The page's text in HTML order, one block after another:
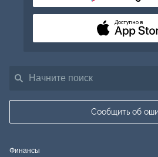
Сообщить об
Доступно в
Финансы